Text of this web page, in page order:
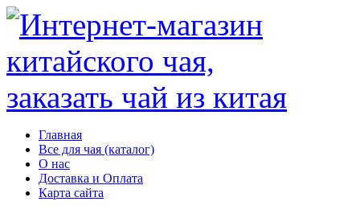
Главная
Все для чая (каталог)
О нас
Доставка и Оплата
Карта сайта